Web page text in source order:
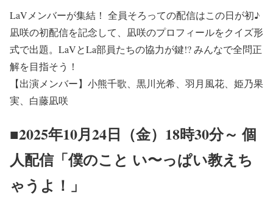
LaVメンバーが集結！ 全員そろっての配信はこの日が初♪
凪咲の初配信を記念して、凪咲のプロフィールをクイズ形
式で出題。LaVとLa部員たちの協力が鍵!? みんなで全問正
解を目指そう！
【出演メンバー】小熊千歌、黒川光希、羽月風花、姫乃果
実、白藤凪咲
■2025年10月24日（金）18時30分～ 個
人配信「僕のこと い〜っぱい教えち
ゃうよ！」